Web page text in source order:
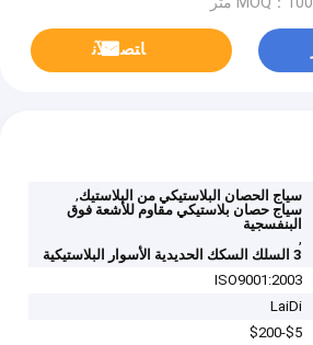
ﺎﺘﺼﻟ ﺍﻶﻧ
سياج الحصان البلاستيكي من البلاستيك,
سياج حصان بلاستيكي مقاوم للأشعة فوق
البنفسجية
,
3 السلك السكك الحديدية الأسوار البلاستيكية
ISO9001:2003
LaiDi
$5-$200